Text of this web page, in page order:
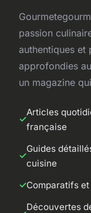
passion
authentiques et
approfondies
un magazine
Articles
française
Guides
cuisine
Comparatifs
Découvertes